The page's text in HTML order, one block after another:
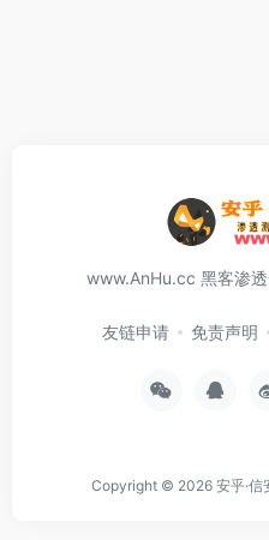
www.AnHu.cc 黑客渗
友链申请 免责声明
Copyright © 2026 安乎·信